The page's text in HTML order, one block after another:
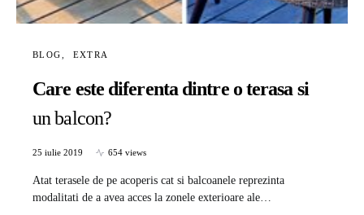
BLOG EXTRA
Care este diferenta dintre o terasa si
un balcon?
25 iulie 2019 654 views
Atat terasele de pe acoperis cat si balcoanele reprezinta
modalitati de a avea acces la zonele exterioare ale…